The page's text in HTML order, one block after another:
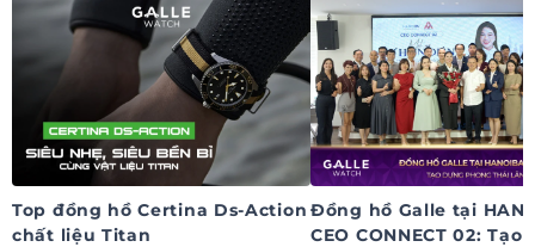
Top đồng hồ Certina Ds-Action
chất liệu Titan
Đồng hồ Galle tại
CEO CONNECT 02: Tạo